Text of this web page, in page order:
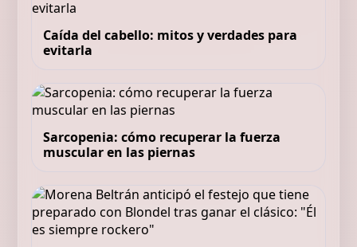
Caída del cabello: mitos y verdades para
evitarla
Sarcopenia: cómo recuperar la fuerza
muscular en las piernas